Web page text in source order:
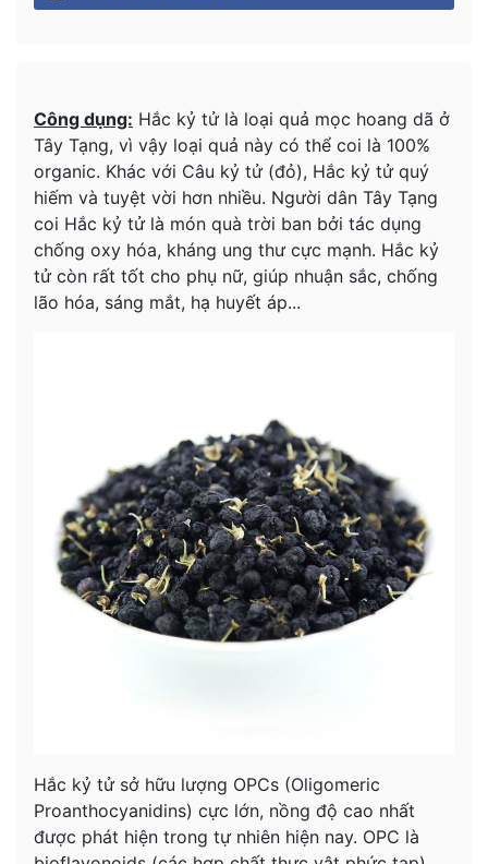
Công dụng: Hắc kỷ tử là loại quả mọc hoang dã ở
Tây Tạng, vì vậy loại quả này có thể coi là 100%
organic. Khác với Câu kỷ tử (đỏ), Hắc kỷ tử quý
hiếm và tuyệt vời hơn nhiều. Người dân Tây Tạng
coi Hắc kỷ tử là món quà trời ban bởi tác dụng
chống oxy hóa, kháng ung thư cực mạnh. Hắc kỷ
tử còn rất tốt cho phụ nữ, giúp nhuận sắc, chống
lão hóa, sáng mắt, hạ huyết áp...
Hắc kỷ tử sở hữu lượng OPCs (Oligomeric
Proanthocyanidins) cực lớn, nồng độ cao nhất
được phát hiện trong tự nhiên hiện nay. OPC là